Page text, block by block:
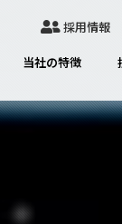
採用情報
当社の特徴